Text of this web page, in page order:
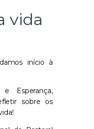
vida
início à
Esperança,
sobre os